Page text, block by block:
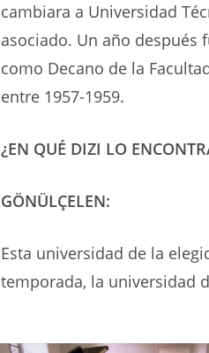
cambiara a Universidad
asociado. Un año después
como Decano de la
entre 1957-1959.
¿EN QUÉ DIZI LO
GÖNÜLÇELEN:
Esta universidad de la
temporada, la universidad